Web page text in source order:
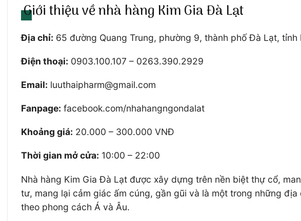
Giới thiệu về nhà hàng Kim Gia Đà Lạt
Địa chỉ: 65 đường Quang Trung, phường 9, thành phố Đà Lạt, tỉnh
Điện thoại: 0903.100.107 – 0263.390.2929
Email: luuthaipharm@gmail.com
Fanpage: facebook.com/nhahangngondalat
Khoảng giá: 20.000 – 300.000 VNĐ
Thời gian mở cửa: 10:00 – 22:00
Nhà hàng Kim Gia Đà Lạt được xây dựng trên nền biệt thự cổ,
tư, mang lại cảm giác ấm cúng, gần gũi và là một trong những
theo phong cách Á và Âu.